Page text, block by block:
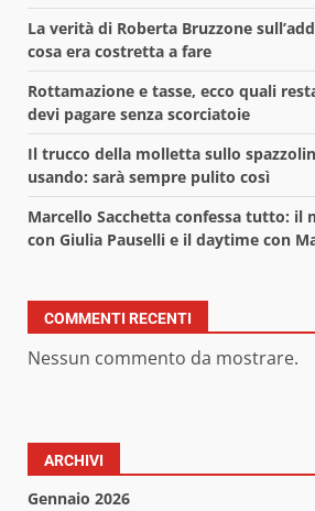
La verità di Roberta Bruzzone
cosa era costretta a fare
Rottamazione e tasse, ecco quali
devi pagare senza scorciatoie
Il trucco della molletta sullo
usando: sarà sempre pulito così
Marcello Sacchetta confessa tutto: il
con Giulia Pauselli e il daytime con
COMMENTI RECENTI
Nessun commento da mostrare.
ARCHIVI
Gennaio 2026